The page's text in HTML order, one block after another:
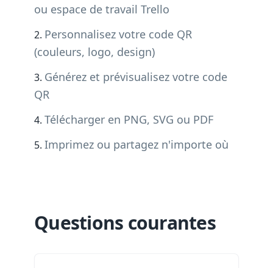
ou espace de travail Trello
Personnalisez votre code QR
(couleurs, logo, design)
Générez et prévisualisez votre code
QR
Télécharger en PNG, SVG ou PDF
Imprimez ou partagez n'importe où
Questions courantes